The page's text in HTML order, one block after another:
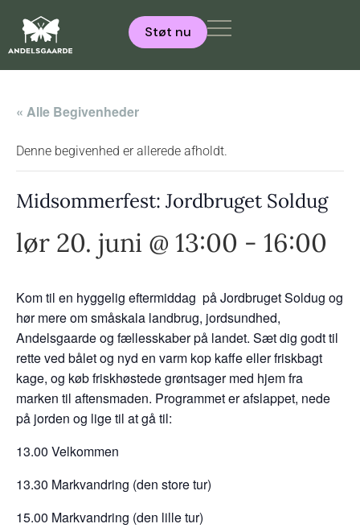
Støt nu
« Alle Begivenheder
Denne begivenhed er allerede afholdt.
Midsommerfest: Jordbruget Soldug
lør 20. juni @ 13:00 - 16:00
Kom til en hyggelig eftermiddag på Jordbruget Soldug og
hør mere om småskala landbrug, jordsundhed,
Andelsgaarde og fællesskaber på landet. Sæt dig godt til
rette ved bålet og nyd en varm kop kaffe eller friskbagt
kage, og køb friskhøstede grøntsager med hjem fra
marken til aftensmaden. Programmet er afslappet, nede
på jorden og lige til at gå til:
13.00 Velkommen
13.30 Markvandring (den store tur)
15.00 Markvandring (den lille tur)